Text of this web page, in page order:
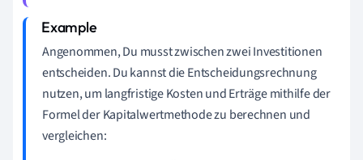
Angenommen, Du musst zwischen zwei Investitionen
entscheiden. Du kannst die Entscheidungsrechnung
nutzen, um langfristige Kosten und Erträge mithilfe der
Formel der Kapitalwertmethode zu berechnen und
vergleichen: